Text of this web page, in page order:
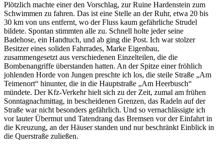
Plötzlich machte einer den Vorschlag, zur Ruine Hardenstein zum
Schwimmen zu fahren. Das ist eine Stelle an der Ruhr, etwa 20 bis
30 km von uns entfernt, wo der Fluss kaum gefährliche Strudel
bildete. Spontan stimmten alle zu. Schnell holte jeder seine
Badehose, ein Handtuch, und ab ging die Post. Ich war stolzer
Besitzer eines soliden Fahrrades, Marke Eigenbau,
zusammengesetzt aus verschiedenen Einzelteilen, die die
Bombenangriffe überstanden hatten. An der Spitze einer fröhlich
johlenden Horde von Jungen preschte ich los, die steile Straße
Am
Teimenort
hinunter, die in die Hauptstraße
Am Heerbusch
mündete. Der Kfz-Verkehr hielt sich zu der Zeit, zumal am frühen
Sonntagnachmittag, in bescheidenen Grenzen, das Radeln auf der
Straße war nicht besonders gefährlich. Und so vernachlässigte ich
vor lauter Übermut und Tatendrang das Bremsen vor der Einfahrt in
die Kreuzung, an der Häuser standen und nur beschränkt Einblick in
die Querstraße zuließen.